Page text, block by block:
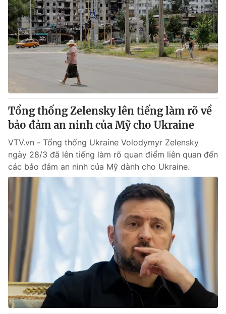
Tổng thống Zelensky lên tiếng làm rõ về
bảo đảm an ninh của Mỹ cho Ukraine
VTV.vn - Tổng thống Ukraine Volodymyr Zelensky
ngày 28/3 đã lên tiếng làm rõ quan điểm liên quan đến
các bảo đảm an ninh của Mỹ dành cho Ukraine.